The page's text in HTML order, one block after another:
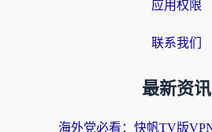
应用权限
联系我们
最新资讯